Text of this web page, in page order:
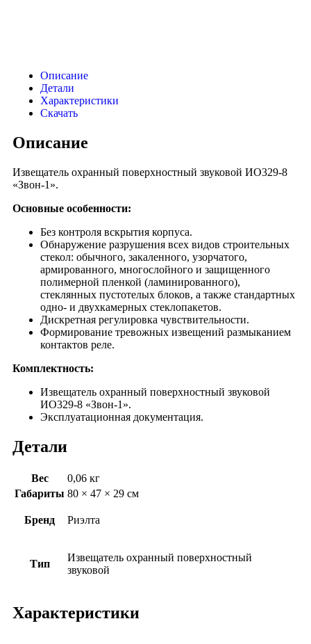
Описание
Детали
Характеристики
Скачать
Описание
Извещатель охранный поверхностный звуковой ИО329-8
«Звон-1».
Основные особенности:
Без контроля вскрытия корпуса.
Обнаружение разрушения всех видов строительных
стекол: обычного, закаленного, узорчатого,
армированного, многослойного и защищенного
полимерной пленкой (ламинированного),
стеклянных пустотелых блоков, а также стандартных
одно- и двухкамерных стеклопакетов.
Дискретная регулировка чувствительности.
Формирование тревожных извещений размыканием
контактов реле.
Комплектность:
Извещатель охранный поверхностный звуковой
ИО329-8 «Звон-1».
Эксплуатационная документация.
Детали
Вес
0,06 кг
Габариты 80 × 47 × 29 см
Бренд Риэлта
Тип
Извещатель охранный поверхностный
звуковой
Характеристики